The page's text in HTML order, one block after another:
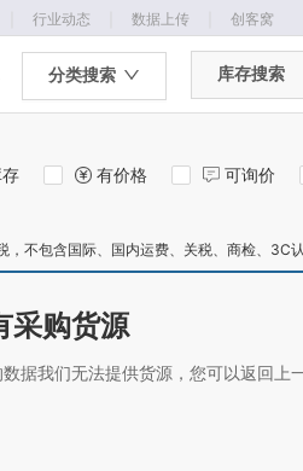
行业动态 数据上传 创客窝
分类搜索 库存搜索
有价格
可询价
，不包含国际、国内运费、关税、商检、3C
采购货源
据我们无法提供货源，您可以返回上